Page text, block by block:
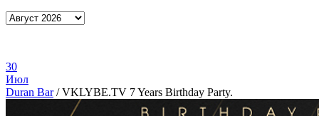
30
Июл
Duran Bar/VKLYBE.TV 7 Years Birthday Party.